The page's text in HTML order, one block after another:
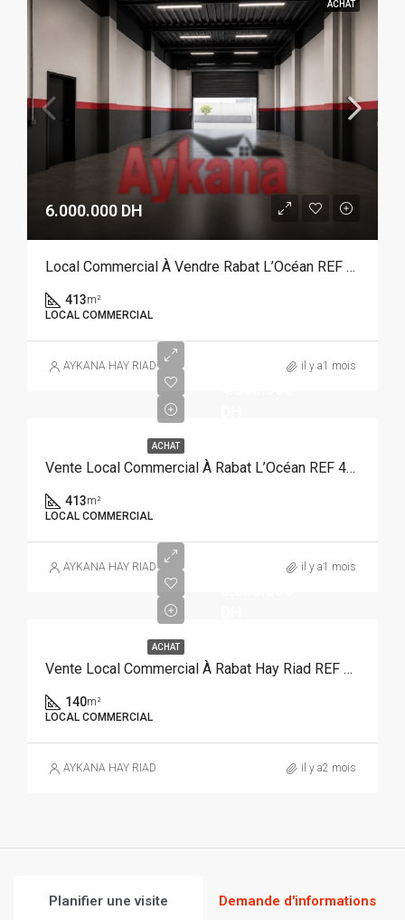
ACHAT
6.000.000 DH
Local Commercial À Vendre Rabat L’Océan REF 4349
413m²
LOCAL COMMERCIAL
AYKANA HAY RIAD il y a1 mois
ACHAT
Vente Local Commercial À Rabat L’Océan REF 4348
413m²
LOCAL COMMERCIAL
AYKANA HAY RIAD il y a1 mois
ACHAT
Vente Local Commercial À Rabat Hay Riad REF 4324
140m²
LOCAL COMMERCIAL
AYKANA HAY RIAD il y a2 mois
Planifier une visite Demande d'informations